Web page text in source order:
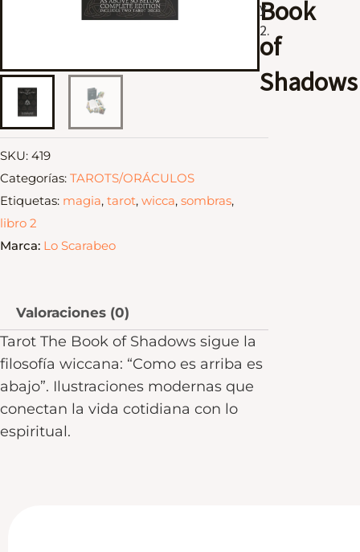
Book
of
Shadows
y
2.
SKU: 419
Categorías: TAROTS/ORÁCULOS
Etiquetas: magia, tarot, wicca, sombras,
libro 2
Marca: Lo Scarabeo
Valoraciones (0)
Tarot The Book of Shadows sigue la
filosofía wiccana: “Como es arriba es
abajo”. Ilustraciones modernas que
conectan la vida cotidiana con lo
espiritual.